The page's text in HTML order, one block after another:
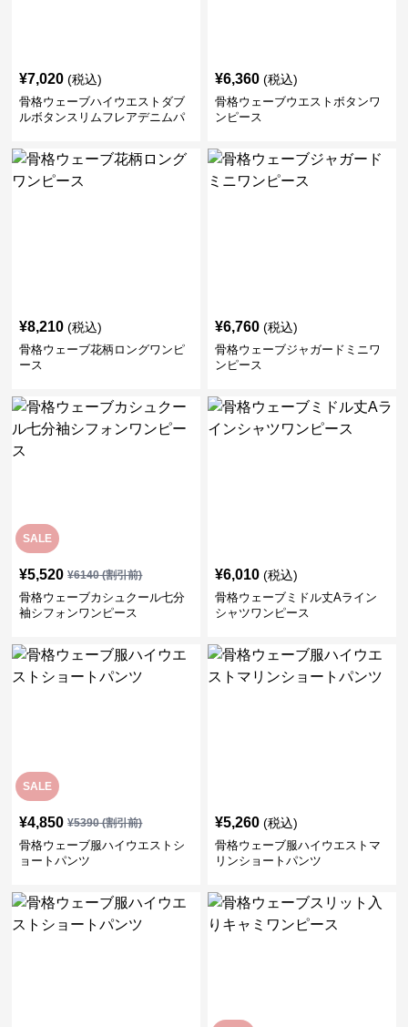
¥7,020 (税込)
骨格ウェーブハイウエストダブ
ルボタンスリムフレアデニムパ
¥6,360 (税込)
骨格ウェーブウエストボタンワ
ンピース
¥8,210 (税込)
骨格ウェーブ花柄ロングワンピ
ース
¥6,760 (税込)
骨格ウェーブジャガードミニワ
ンピース
SALE
¥5,520 ¥6140(割引前)
骨格ウェーブカシュクール七分
袖シフォンワンピース
¥6,010 (税込)
骨格ウェーブミドル丈Aライン
シャツワンピース
SALE
¥4,850 ¥5390(割引前)
骨格ウェーブ服ハイウエストシ
ョートパンツ
¥5,260 (税込)
骨格ウェーブ服ハイウエストマ
リンショートパンツ